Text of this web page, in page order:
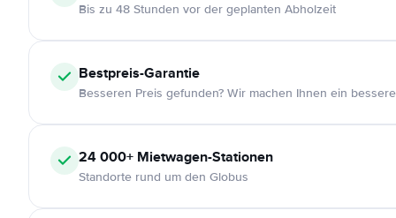
Bis zu 48 Stunden vor der geplanten Abholzeit
Bestpreis-Garantie
Besseren Preis gefunden? Wir machen Ihnen ein
24 000+ Mietwagen-Stationen
Standorte rund um den Globus